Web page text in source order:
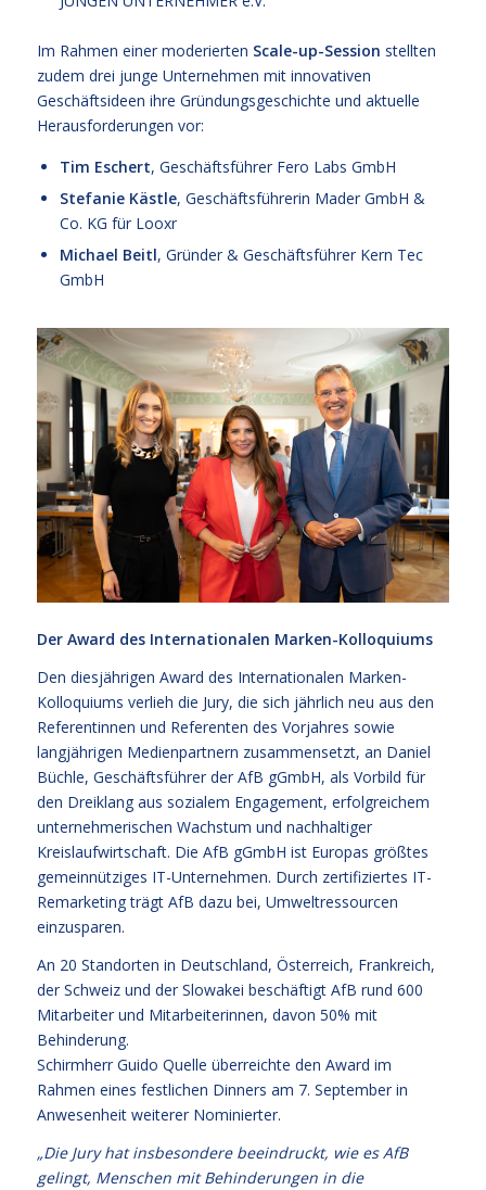
Im Rahmen einer moderierten Scale-up-Session stellten
zudem drei junge Unternehmen mit innovativen
Geschäftsideen ihre Gründungsgeschichte und aktuelle
Herausforderungen vor:
Tim Eschert, Geschäftsführer Fero Labs GmbH
Stefanie Kästle, Geschäftsführerin Mader GmbH &
Co. KG für Looxr
Michael Beitl, Gründer & Geschäftsführer Kern Tec
GmbH
Der Award des Internationalen Marken-Kolloquiums
Den diesjährigen Award des Internationalen Marken-
Kolloquiums verlieh die Jury, die sich jährlich neu aus den
Referentinnen und Referenten des Vorjahres sowie
langjährigen Medienpartnern zusammensetzt, an Daniel
Büchle, Geschäftsführer der AfB gGmbH, als Vorbild für
den Dreiklang aus sozialem Engagement, erfolgreichem
unternehmerischen Wachstum und nachhaltiger
Kreislaufwirtschaft. Die AfB gGmbH ist Europas größtes
gemeinnütziges IT-Unternehmen. Durch zertifiziertes IT-
Remarketing trägt AfB dazu bei, Umweltressourcen
einzusparen.
An 20 Standorten in Deutschland, Österreich, Frankreich,
der Schweiz und der Slowakei beschäftigt AfB rund 600
Mitarbeiter und Mitarbeiterinnen, davon 50% mit
Behinderung.
Schirmherr Guido Quelle überreichte den Award im
Rahmen eines festlichen Dinners am 7. September in
Anwesenheit weiterer Nominierter.
„Die Jury hat insbesondere beeindruckt, wie es AfB
gelingt, Menschen mit Behinderungen in die